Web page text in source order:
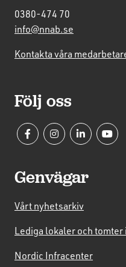
0380-474 70
info@nnab.se
Kontakta våra
Följ oss
Genvägar
Vårt nyhetsarkiv
Lediga lokaler och tomter
Nordic Infracenter